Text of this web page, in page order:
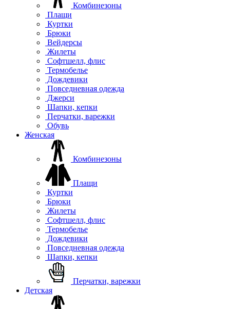
Комбинезоны
Плащи
Куртки
Брюки
Вейдерсы
Жилеты
Софтшелл, флис
Термобелье
Дождевики
Повседневная одежда
Джерси
Шапки, кепки
Перчатки, варежки
Обувь
Женская
Комбинезоны
Плащи
Куртки
Брюки
Жилеты
Софтшелл, флис
Термобелье
Дождевики
Повседневная одежда
Шапки, кепки
Перчатки, варежки
Детская